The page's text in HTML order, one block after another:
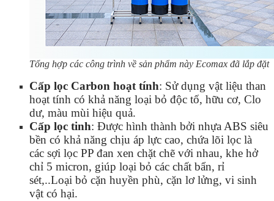
Tổng hợp các công trình về sản phẩm này Ecomax đã lắp đặt
Cấp lọc Carbon hoạt tính: Sử dụng vật liệu than
hoạt tính có khả năng loại bỏ độc tố, hữu cơ, Clo
dư, màu mùi hiệu quả.
Cấp lọc tinh: Được hình thành bởi nhựa ABS siêu
bền có khả năng chịu áp lực cao, chứa lõi lọc là
các sợi lọc PP đan xen chặt chẽ với nhau, khe hở
chỉ 5 micron, giúp loại bỏ các chất bẩn, rỉ
sét,..Loại bỏ cặn huyền phù, cặn lơ lửng, vi sinh
vật có hại.